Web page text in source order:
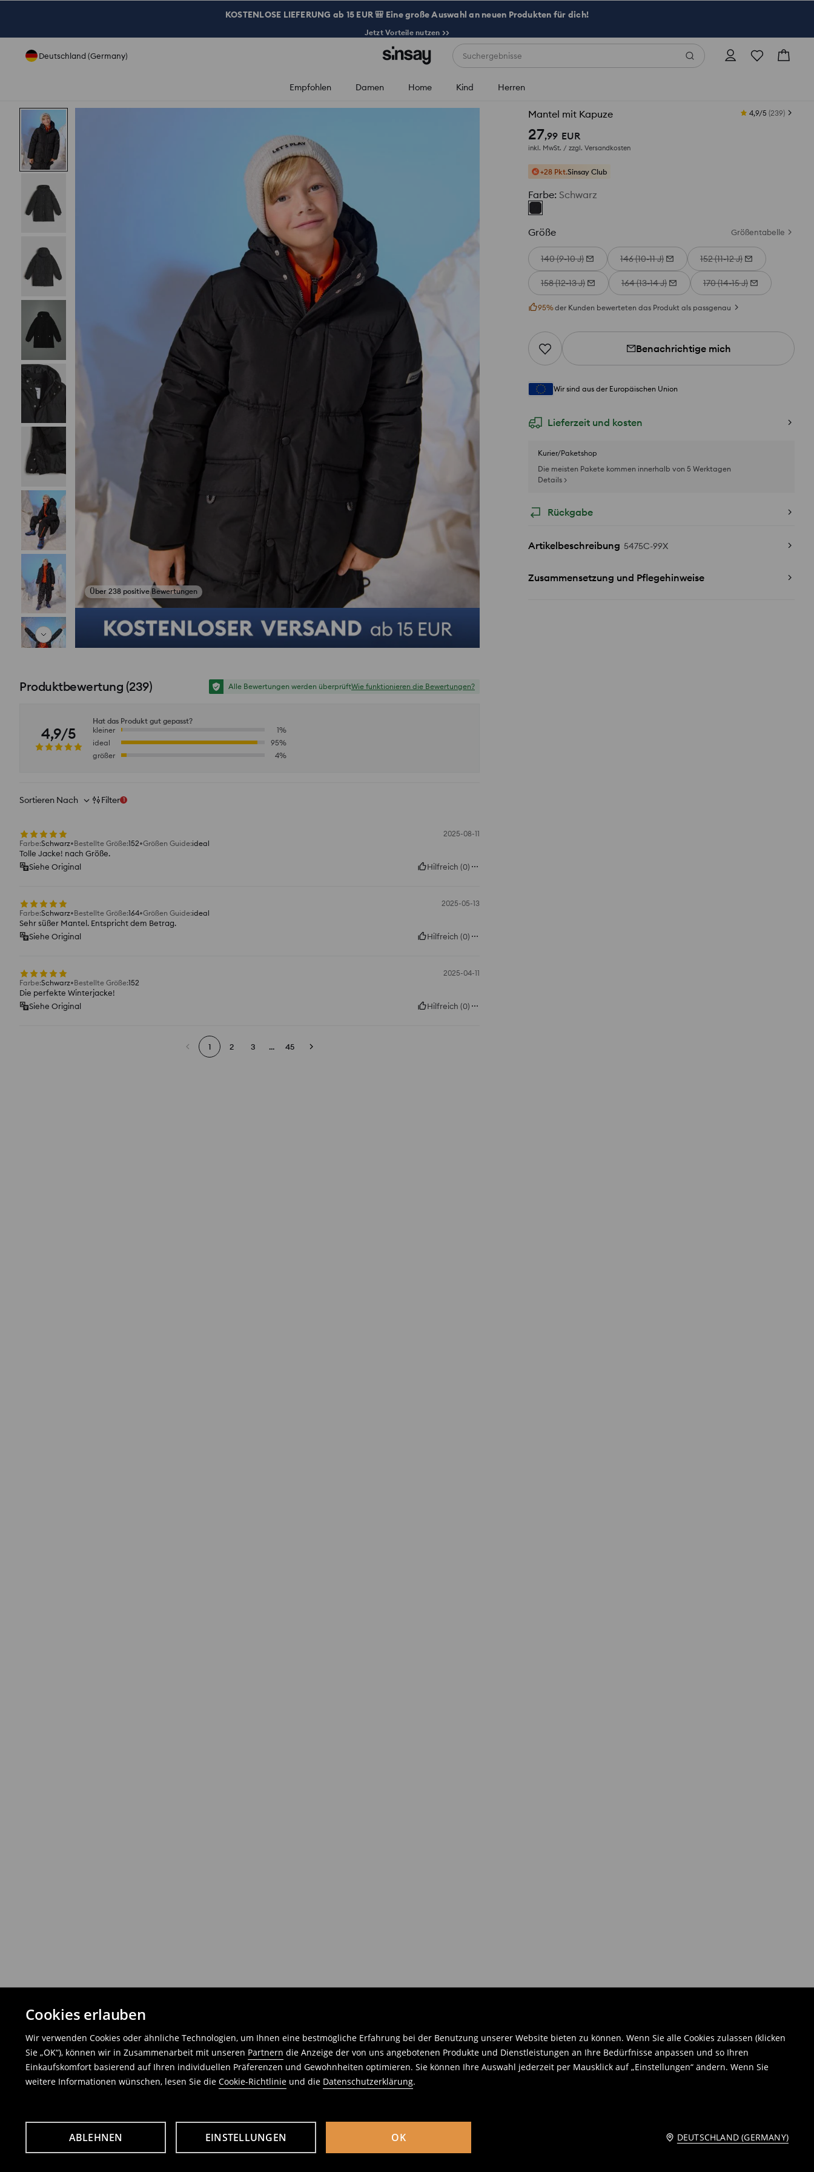
Cookies erlauben
Wir verwenden Cookies oder ähnliche Technologien, um Ihnen eine bestmögliche Erfahrung bei der Benutzung unserer Website bieten zu können. Wenn Sie alle Cookies zulassen (klicken
Sie „OK“), können wir in Zusammenarbeit mit unseren Partnern die Anzeige der von uns angebotenen Produkte und Dienstleistungen an Ihre Bedürfnisse anpassen und so Ihren
Einkaufskomfort basierend auf Ihren individuellen Präferenzen und Gewohnheiten optimieren. Sie können Ihre Auswahl jederzeit per Mausklick auf „Einstellungen“ ändern. Wenn Sie
weitere Informationen wünschen, lesen Sie die Cookie-Richtlinie und die Datenschutzerklärung.
ABLEHNEN EINSTELLUNGEN OK DEUTSCHLAND (GERMANY)
KOSTENLOSE LIEFERUNG ab 15 EUR 🎒 Eine große Auswahl an neuen Produkten für dich!
Jetzt Vorteile nutzen >>
Deutschland (Germany) Suchergebnisse
Empfohlen Damen Home Kind Herren
Mantel mit Kapuze 4,9/5 (239)
27,99 EUR
inkl. MwSt. / zzgl. Versandkosten
+28 Pkt.Sinsay Club
Farbe: Schwarz
Größe Größentabelle
140 (9-10 J) 146 (10-11 J) 152 (11-12 J)
158 (12-13 J) 164 (13-14 J) 170 (14-15 J)
95%der Kunden bewerteten das Produkt als passgenau
Benachrichtige mich
Wir sind aus der Europäischen Union
Lieferzeit und kosten
Kurier/Paketshop
Die meisten Pakete kommen innerhalb von 5 Werktagen
Details >
Rückgabe
Artikelbeschreibung 5475C-99X
Zusammensetzung und Pflegehinweise
Über 238 positive Bewertungen
Fotos aus Bewertungen ansehen
Produktbewertung (239) Alle Bewertungen werden überprüftWie funktionieren die Bewertungen?
4,9/5
Hat das Produkt gut gepasst?
kleiner
1%
ideal
95%
größer
4%
Sortieren Nach Filter 1
2025-08-11
Farbe:Schwarz Bestellte Größe:152 Größen Guide:ideal
Tolle Jacke! nach Größe.
Siehe Original
Hilfreich (0)
2025-05-13
Farbe:Schwarz Bestellte Größe:164 Größen Guide:ideal
Sehr süßer Mantel. Entspricht dem Betrag.
Siehe Original
Hilfreich (0)
2025-04-11
Farbe:Schwarz Bestellte Größe:152
Die perfekte Winterjacke!
Siehe Original
Hilfreich (0)
1 2 3 ... 45